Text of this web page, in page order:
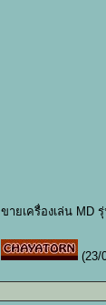
ขายเครื่องเล่น MD
(23/